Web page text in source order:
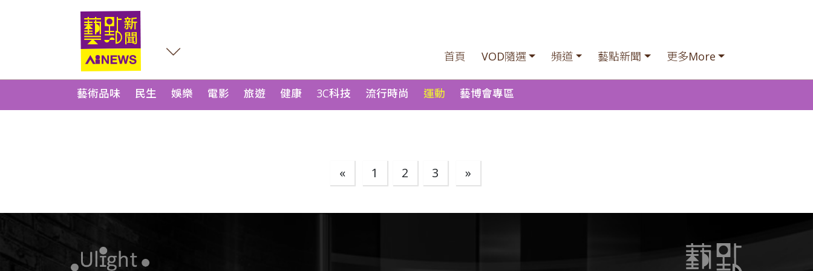
首頁 VOD隨選 頻道 藝點新聞 更多More
藝術品味 民生 娛樂 電影 旅遊 健康 3C科技 流行時尚 運動 藝博會專區
« 1 2 3 »